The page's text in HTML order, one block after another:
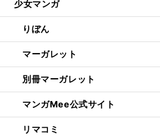
少女マンガ
りぼん
マーガレット
別冊マーガレット
マンガMee公式サイト
リマコミ